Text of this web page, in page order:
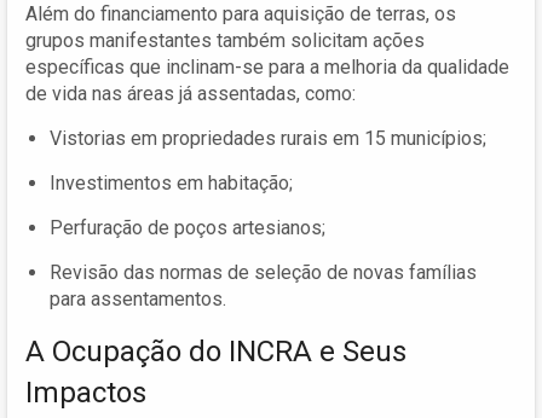
Além do financiamento para aquisição de terras, os
grupos manifestantes também solicitam ações
específicas que inclinam-se para a melhoria da qualidade
de vida nas áreas já assentadas, como:
Vistorias em propriedades rurais em 15 municípios;
Investimentos em habitação;
Perfuração de poços artesianos;
Revisão das normas de seleção de novas famílias
para assentamentos.
A Ocupação do INCRA e Seus
Impactos